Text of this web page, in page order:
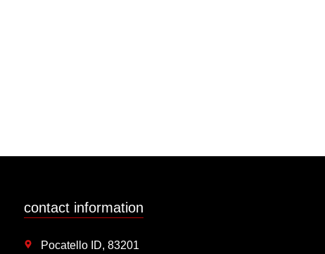
contact information
Pocatello ID, 83201